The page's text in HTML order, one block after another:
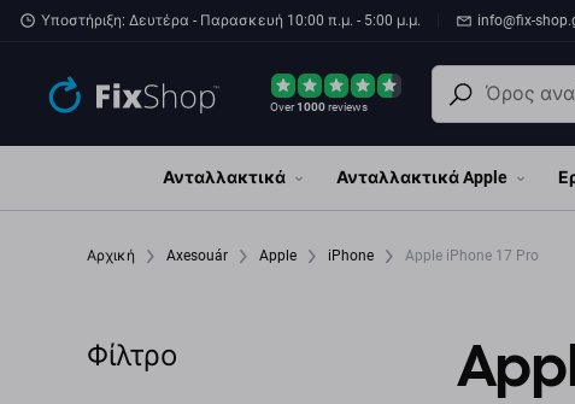
Παράβλεψη στο κύριο περιεχόμενο
Υποστήριξη: Δευτέρα - Παρασκευή 10:00 π.μ. - 5:00 μ.μ. info@fix-
Over1000reviews
Ανταλλακτικά Ανταλλακτικά Apple
Αρχική Axesouár Apple iPhone Apple iPhone 17 Pro
Φίλτρο